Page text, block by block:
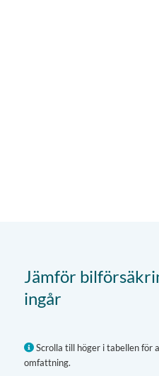
Jämför
ingår
Scrolla till höger i tabellen för
omfattning.